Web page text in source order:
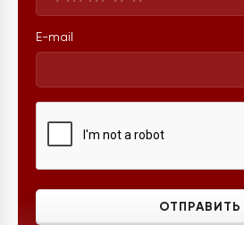
E-mail
ОТПРАВИТЬ